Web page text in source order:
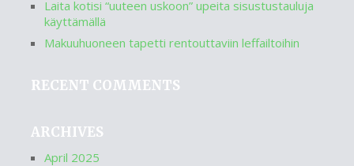
Laita kotisi “uuteen uskoon” upeita sisustustauluja
käyttämällä
Makuuhuoneen tapetti rentouttaviin leffailtoihin
RECENT COMMENTS
ARCHIVES
April 2025